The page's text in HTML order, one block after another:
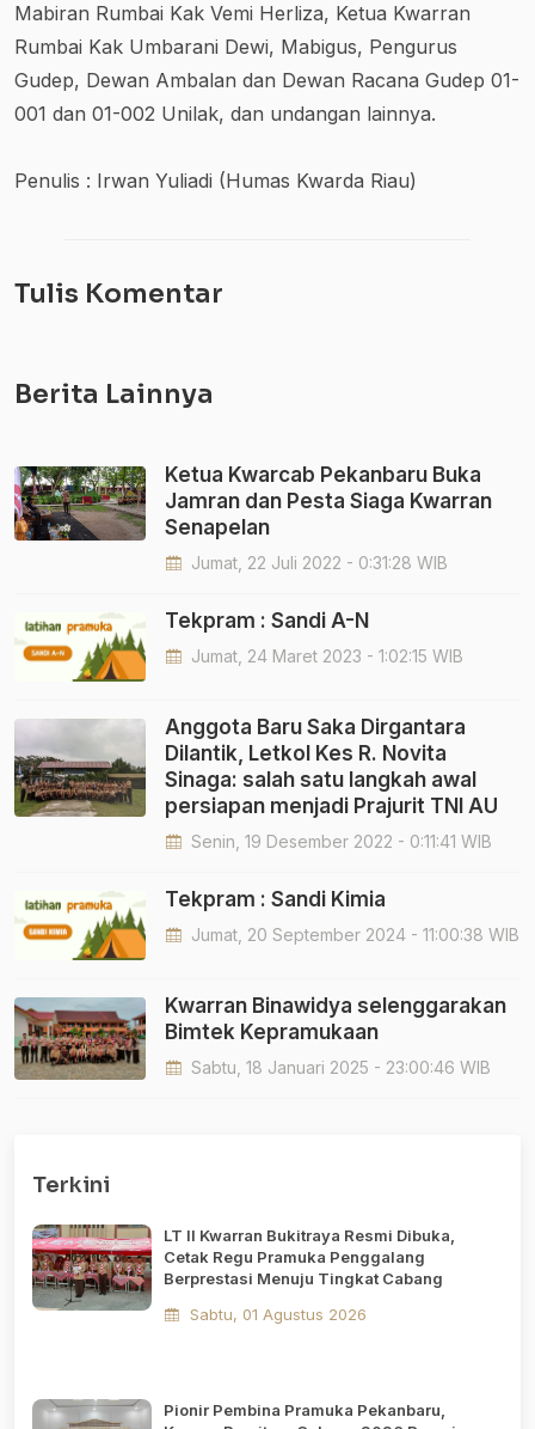
Mabiran Rumbai Kak Vemi Herliza, Ketua Kwarran
Rumbai Kak Umbarani Dewi, Mabigus, Pengurus
Gudep, Dewan Ambalan dan Dewan Racana Gudep 01-
001 dan 01-002 Unilak, dan undangan lainnya.
Penulis : Irwan Yuliadi (Humas Kwarda Riau)
Tulis Komentar
Berita Lainnya
Ketua Kwarcab Pekanbaru Buka
Jamran dan Pesta Siaga Kwarran
Senapelan
Jumat, 22 Juli 2022 - 0:31:28 WIB
Tekpram : Sandi A-N
Jumat, 24 Maret 2023 - 1:02:15 WIB
Anggota Baru Saka Dirgantara
Dilantik, Letkol Kes R. Novita
Sinaga: salah satu langkah awal
persiapan menjadi Prajurit TNI AU
Senin, 19 Desember 2022 - 0:11:41 WIB
Tekpram : Sandi Kimia
Jumat, 20 September 2024 - 11:00:38 WIB
Kwarran Binawidya selenggarakan
Bimtek Kepramukaan
Sabtu, 18 Januari 2025 - 23:00:46 WIB
Terkini
LT II Kwarran Bukitraya Resmi Dibuka,
Cetak Regu Pramuka Penggalang
Berprestasi Menuju Tingkat Cabang
Sabtu, 01 Agustus 2026
Pionir Pembina Pramuka Pekanbaru,